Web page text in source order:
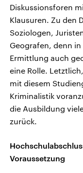
Diskussionsforen
Klausuren. Zu den
Soziologen,
Geografen, denn
Ermittlung auch
eine Rolle.
mit diesem
Kriminalistik
die Ausbildung
zurück.
Voraussetzung